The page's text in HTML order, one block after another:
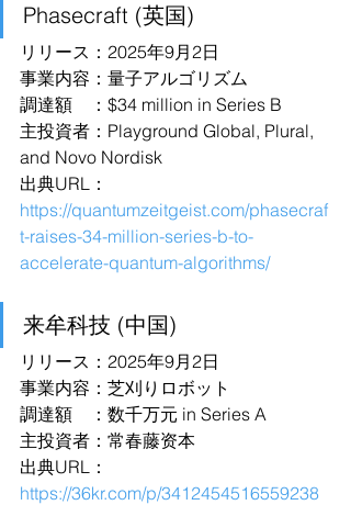
Phasecraft (英国)
リリース：2025年9月2日
事業内容：量子アルゴリズム
調達額　：$34 million in Series B
主投資者：Playground Global, Plural,
and Novo Nordisk
出典URL：
https://quantumzeitgeist.com/phasecraf
t-raises-34-million-series-b-to-
accelerate-quantum-algorithms/
来牟科技 (中国)
リリース：2025年9月2日
事業内容：芝刈りロボット
調達額　：数千万元 in Series A
主投資者：常春藤资本
出典URL：
https://36kr.com/p/3412454516559238